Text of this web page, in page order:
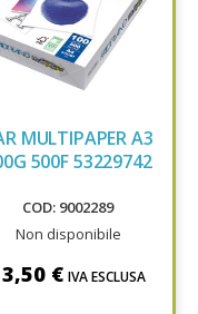
MULTIPAPER A3
500F 53229742
COD: 9002289
Non disponibile
€ IVA ESCLUSA